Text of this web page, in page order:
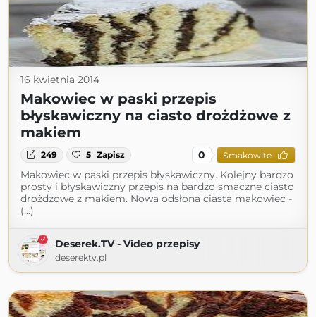
16 kwietnia 2014
Makowiec w paski przepis
błyskawiczny na ciasto drożdżowe z
makiem
249 5 Zapisz 0 Smakowite
Makowiec w paski przepis błyskawiczny. Kolejny bardzo
prosty i błyskawiczny przepis na bardzo smaczne ciasto
drożdżowe z makiem. Nowa odsłona ciasta makowiec -
(...)
Deserek.TV - Video przepisy
deserektv.pl